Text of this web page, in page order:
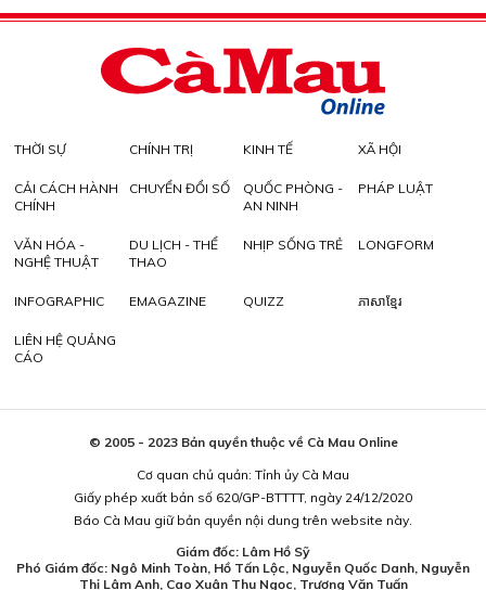
THỜI SỰ CHÍNH TRỊ KINH TẾ XÃ HỘI
CẢI CÁCH HÀNH
CHÍNH
CHUYỂN ĐỔI SỐ
QUỐC PHÒNG -
AN NINH
PHÁP LUẬT
VĂN HÓA -
NGHỆ THUẬT
DU LỊCH - THỂ
THAO
NHỊP SỐNG TRẺ LONGFORM
INFOGRAPHIC EMAGAZINE QUIZZ ភាសាខ្មែរ
LIÊN HỆ QUẢNG
CÁO
© 2005 - 2023 Bản quyền thuộc về Cà Mau Online
Cơ quan chủ quản: Tỉnh ủy Cà Mau
Giấy phép xuất bản số 620/GP-BTTTT, ngày 24/12/2020
Báo Cà Mau giữ bản quyền nội dung trên website này.
Giám đốc: Lâm Hồ Sỹ
Phó Giám đốc: Ngô Minh Toàn, Hồ Tấn Lộc, Nguyễn Quốc Danh, Nguyễn
Thị Lâm Anh, Cao Xuân Thu Ngọc, Trương Văn Tuấn